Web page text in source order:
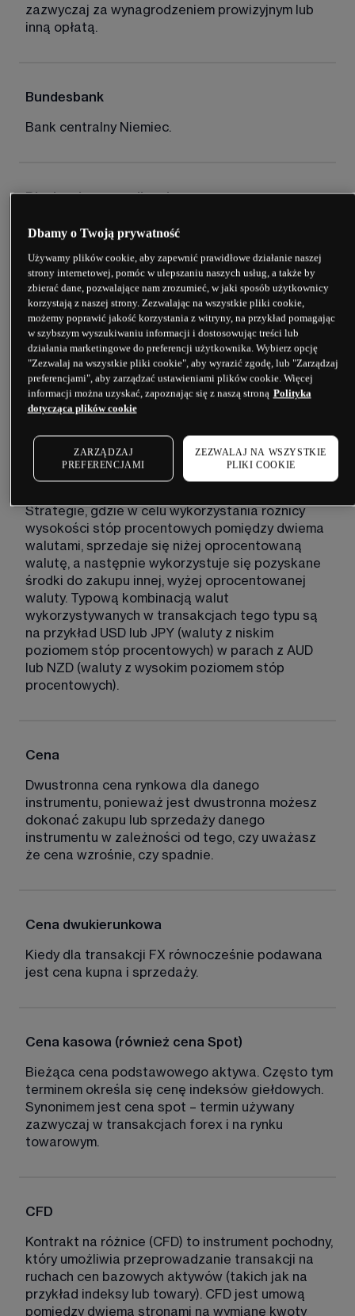
zazwyczaj za wynagrodzeniem prowizyjnym lub
inną opłatą.
Bundesbank
Bank centralny Niemiec.
Błyskawiczna realizacja
Realizacja zlecenia po cenie widocznej na
ekranie.
C
CAC
Jest to indeks giełdowy ważony wartością
rynkową, w którego skład wchodzi 40 spółek
notowanych na paryskiej giełdzie.
Carry trade
Strategie, gdzie w celu wykorzystania różnicy
wysokości stóp procentowych pomiędzy dwiema
walutami, sprzedaje się niżej oprocentowaną
walutę, a następnie wykorzystuje się pozyskane
środki do zakupu innej, wyżej oprocentowanej
waluty. Typową kombinacją walut
wykorzystywanych w transakcjach tego typu są
na przykład USD lub JPY (waluty z niskim
poziomem stóp procentowych) w parach z AUD
lub NZD (waluty z wysokim poziomem stóp
procentowych).
Cena
Dwustronna cena rynkowa dla danego
instrumentu, ponieważ jest dwustronna możesz
dokonać zakupu lub sprzedaży danego
instrumentu w zależności od tego, czy uważasz
że cena wzrośnie, czy spadnie.
Cena dwukierunkowa
Kiedy dla transakcji FX równocześnie podawana
jest cena kupna i sprzedaży.
Cena kasowa (również cena Spot)
Bieżąca cena podstawowego aktywa. Często tym
terminem określa się cenę indeksów giełdowych.
Synonimem jest cena spot – termin używany
zazwyczaj w transakcjach forex i na rynku
towarowym.
CFD
Kontrakt na różnice (CFD) to instrument pochodny,
który umożliwia przeprowadzanie transakcji na
ruchach cen bazowych aktywów (takich jak na
przykład indeksy lub towary). CFD jest umową
pomiędzy dwiema stronami na wymianę kwoty
Dbamy o Twoją prywatność
Używamy plików cookie, aby zapewnić prawidłowe działanie naszej
strony internetowej, pomóc w ulepszaniu naszych usług, a także by
zbierać dane, pozwalające nam zrozumieć, w jaki sposób użytkownicy
korzystają z naszej strony. Zezwalając na wszystkie pliki cookie,
możemy poprawić jakość korzystania z witryny, na przykład pomagając
w szybszym wyszukiwaniu informacji i dostosowując treści lub
działania marketingowe do preferencji użytkownika. Wybierz opcję
"Zezwalaj na wszystkie pliki cookie", aby wyrazić zgodę, lub "Zarządzaj
preferencjami", aby zarządzać ustawieniami plików cookie. Więcej
informacji można uzyskać, zapoznając się z naszą stroną Polityka
dotycząca plików cookie
ZARZĄDZAJ
PREFERENCJAMI
ZEZWALAJ NA WSZYSTKIE
PLIKI COOKIE